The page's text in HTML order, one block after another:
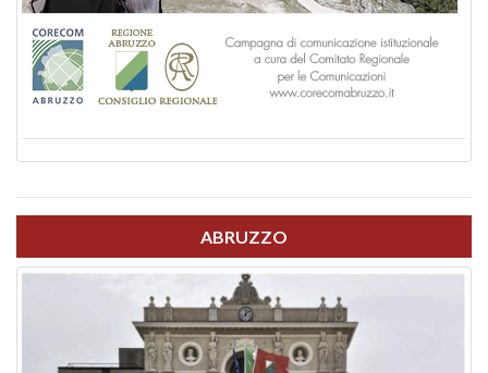
ABRUZZO